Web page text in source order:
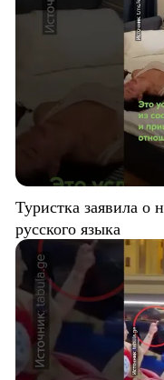
Туристка заявила о
русского языка